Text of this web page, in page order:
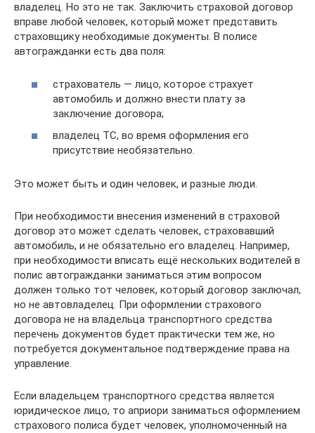
владелец. Но это не так. Заключить страховой договор
вправе любой человек, который может представить
страховщику необходимые документы. В полисе
автогражданки есть два поля:
страхователь — лицо, которое страхует
автомобиль и должно внести плату за
заключение договора;
владелец ТС, во время оформления его
присутствие необязательно.
Это может быть и один человек, и разные люди.
При необходимости внесения изменений в страховой
договор это может сделать человек, страховавший
автомобиль, и не обязательно его владелец. Например,
при необходимости вписать ещё нескольких водителей в
полис автогражданки заниматься этим вопросом
должен только тот человек, который договор заключал,
но не автовладелец. При оформлении страхового
договора не на владельца транспортного средства
перечень документов будет практически тем же, но
потребуется документальное подтверждение права на
управление.
Если владельцем транспортного средства является
юридическое лицо, то априори заниматься оформлением
страхового полиса будет человек, уполномоченный на